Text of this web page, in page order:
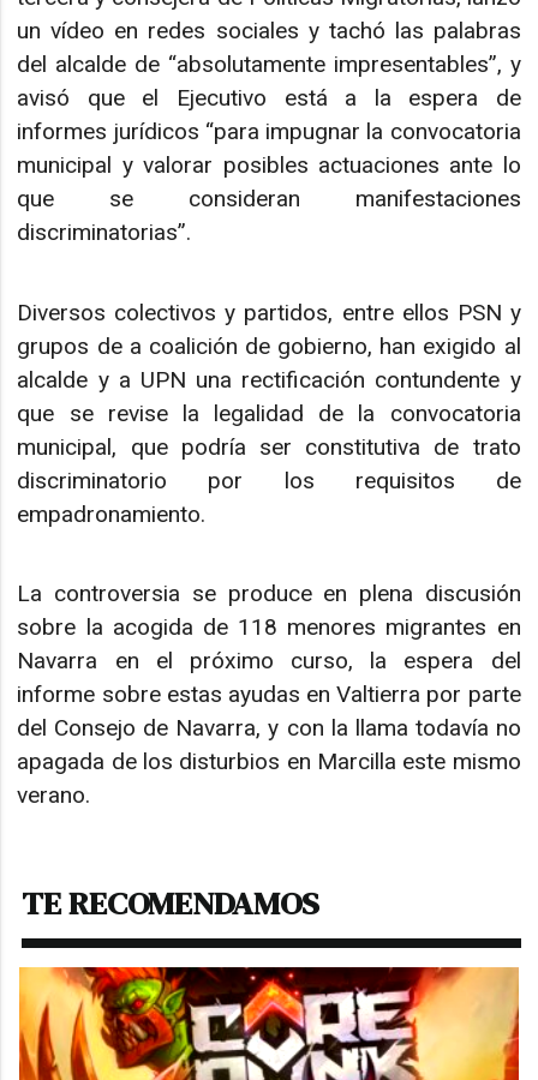
un vídeo en redes sociales y tachó las palabras
del alcalde de “absolutamente impresentables”, y
avisó que el Ejecutivo está a la espera de
informes jurídicos “para impugnar la convocatoria
municipal y valorar posibles actuaciones ante lo
que se consideran manifestaciones
discriminatorias”.
Diversos colectivos y partidos, entre ellos PSN y
grupos de a coalición de gobierno, han exigido al
alcalde y a UPN una rectificación contundente y
que se revise la legalidad de la convocatoria
municipal, que podría ser constitutiva de trato
discriminatorio por los requisitos de
empadronamiento.
La controversia se produce en plena discusión
sobre la acogida de 118 menores migrantes en
Navarra en el próximo curso, la espera del
informe sobre estas ayudas en Valtierra por parte
del Consejo de Navarra, y con la llama todavía no
apagada de los disturbios en Marcilla este mismo
verano.
TE RECOMENDAMOS